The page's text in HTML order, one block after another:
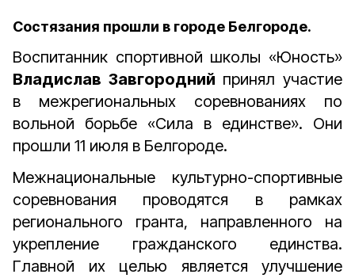
Состязания прошли в городе Белгороде.
Воспитанник спортивной школы «Юность»
Владислав Завгородний принял участие
в межрегиональных соревнованиях по
вольной борьбе «Сила в единстве». Они
прошли 11 июля в Белгороде.
Межнациональные культурно-спортивные
соревнования проводятся в рамках
регионального гранта, направленного на
укрепление гражданского единства.
Главной их целью является улучшение